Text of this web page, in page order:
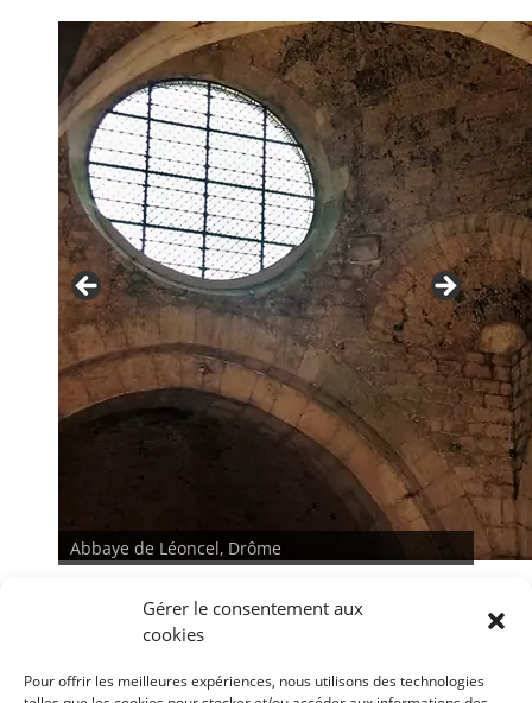
Gérer le consentement aux
cookies
Pour offrir les meilleures expériences, nous utilisons des technologies
Abbaye de Léoncel, Drôme